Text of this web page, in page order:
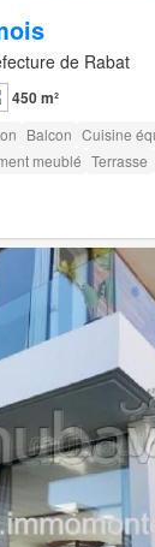
de Rabat
450 m²
Balcon Cuisine
meublé Terrasse